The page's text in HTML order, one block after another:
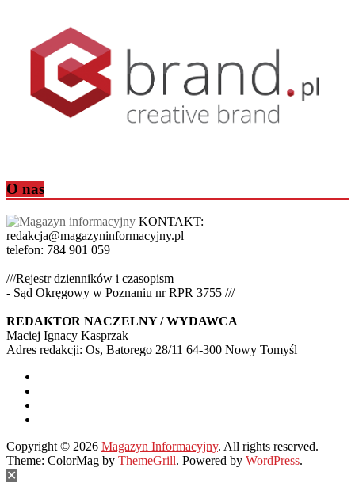
O nas
KONTAKT:
redakcja@magazyninformacyjny.pl
telefon: 784 901 059
///Rejestr dzienników i czasopism
- Sąd Okręgowy w Poznaniu nr RPR 3755 ///
REDAKTOR NACZELNY / WYDAWCA
Maciej Ignacy Kasprzak
Adres redakcji: Os, Batorego 28/11 64-300 Nowy Tomyśl
Copyright © 2026 Magazyn Informacyjny. All rights reserved.
Theme: ColorMag by ThemeGrill. Powered by WordPress.
✕